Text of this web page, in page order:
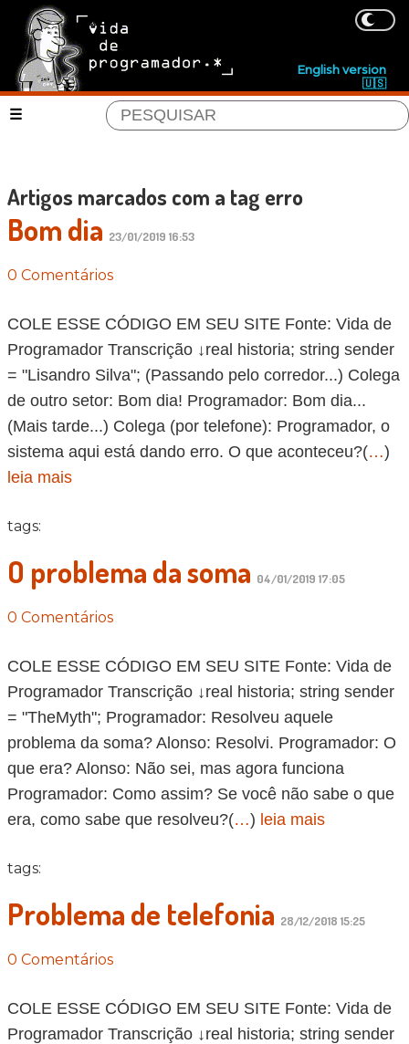
English version
🇺🇸
Artigos marcados com a tag erro
Bom dia 23/01/2019 16:53
0 Comentários
COLE ESSE CÓDIGO EM SEU SITE Fonte: Vida de
Programador Transcrição ↓real historia; string sender
= "Lisandro Silva"; (Passando pelo corredor...) Colega
de outro setor: Bom dia! Programador: Bom dia...
(Mais tarde...) Colega (por telefone): Programador, o
sistema aqui está dando erro. O que aconteceu?(…)
leia mais
tags:
O problema da soma 04/01/2019 17:05
0 Comentários
COLE ESSE CÓDIGO EM SEU SITE Fonte: Vida de
Programador Transcrição ↓real historia; string sender
= "TheMyth"; Programador: Resolveu aquele
problema da soma? Alonso: Resolvi. Programador: O
que era? Alonso: Não sei, mas agora funciona
Programador: Como assim? Se você não sabe o que
era, como sabe que resolveu?(…) leia mais
tags:
Problema de telefonia 28/12/2018 15:25
0 Comentários
COLE ESSE CÓDIGO EM SEU SITE Fonte: Vida de
Programador Transcrição ↓real historia; string sender